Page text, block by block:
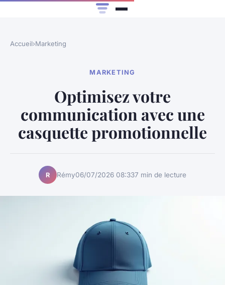
Accueil›Marketing
MARKETING
Optimisez votre
communication avec une
casquette promotionnelle
R Rémy06/07/2026 08:337 min de lecture